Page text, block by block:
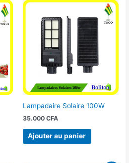
Lampadaire Solaire 100W
35.000 CFA
Ajouter au panier